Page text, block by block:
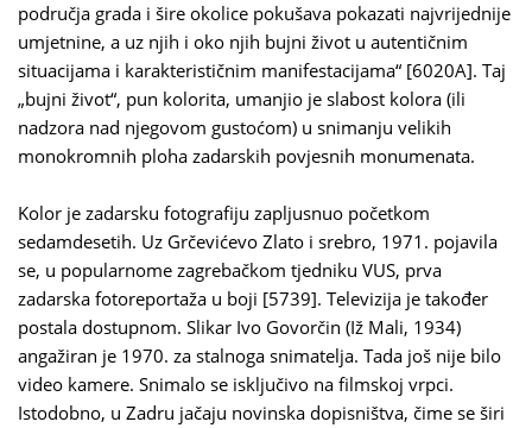
područja grada i šire okolice pokušava pokazati najvrijednije
umjetnine, a uz njih i oko njih bujni život u autentičnim
situacijama i karakterističnim manifestacijama“ [6020A]. Taj
„bujni život“, pun kolorita, umanjio je slabost kolora (ili
nadzora nad njegovom gustoćom) u snimanju velikih
monokromnih ploha zadarskih povjesnih monumenata.
Kolor je zadarsku fotografiju zapljusnuo početkom
sedamdesetih. Uz Grčevićevo Zlato i srebro, 1971. pojavila
se, u popularnome zagrebačkom tjedniku VUS, prva
zadarska fotoreportaža u boji [5739]. Televizija je također
postala dostupnom. Slikar Ivo Govorčin (Iž Mali, 1934)
angažiran je 1970. za stalnoga snimatelja. Tada još nije bilo
video kamere. Snimalo se isključivo na filmskoj vrpci.
Istodobno, u Zadru jačaju novinska dopisništva, čime se širi